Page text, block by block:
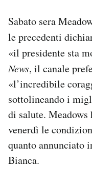
Sabato sera
le precedenti
«il presidente sta
News, il canale
«l’incredibile
sottolineando i
di salute. Meadows
venerdì le
quanto annunciato
Bianca.